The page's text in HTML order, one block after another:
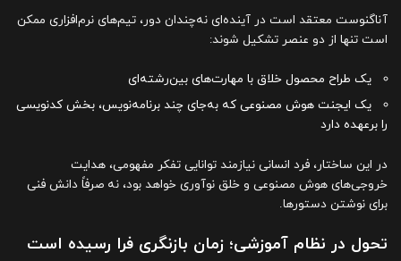
آناگنوست معتقد است در آینده‌ای نه‌چندان دور، تیم‌های نرم‌افزاری ممکن
است تنها از دو عنصر تشکیل شوند:
یک طراح محصول خلاق با مهارت‌های بین‌رشته‌ای
یک ایجنت هوش مصنوعی که به‌جای چند برنامه‌نویس، بخش کدنویسی
را برعهده دارد
در این ساختار، فرد انسانی نیازمند توانایی تفکر مفهومی، هدایت
خروجی‌های هوش مصنوعی و خلق نوآوری خواهد بود، نه صرفاً دانش فنی
برای نوشتن دستورها.
تحول در نظام آموزشی؛ زمان بازنگری فرا رسیده است